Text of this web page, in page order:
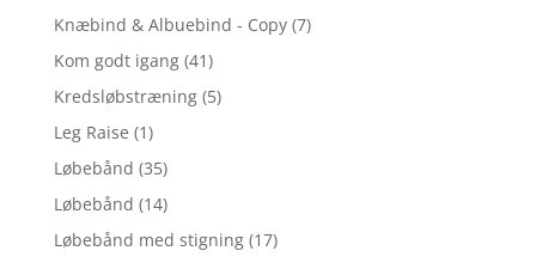
Knæbind & Albuebind - Copy (7)
Kom godt igang (41)
Kredsløbstræning (5)
Leg Raise (1)
Løbebånd (35)
Løbebånd (14)
Løbebånd med stigning (17)